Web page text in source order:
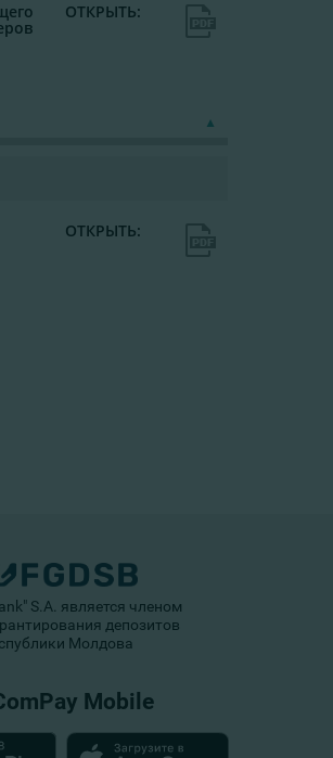
ОТКРЫТЬ:
ОТКРЫТЬ:
S.A. является членом
депозитов
Молдова
Mobile